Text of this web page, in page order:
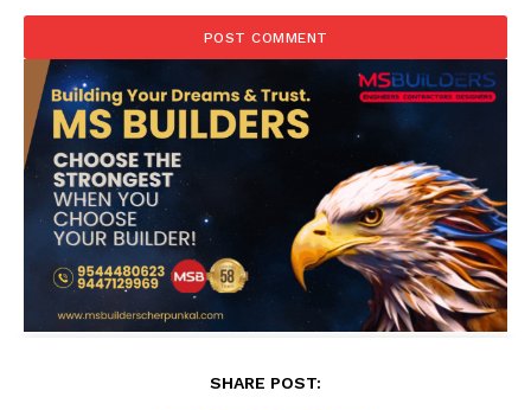
SHARE POST: